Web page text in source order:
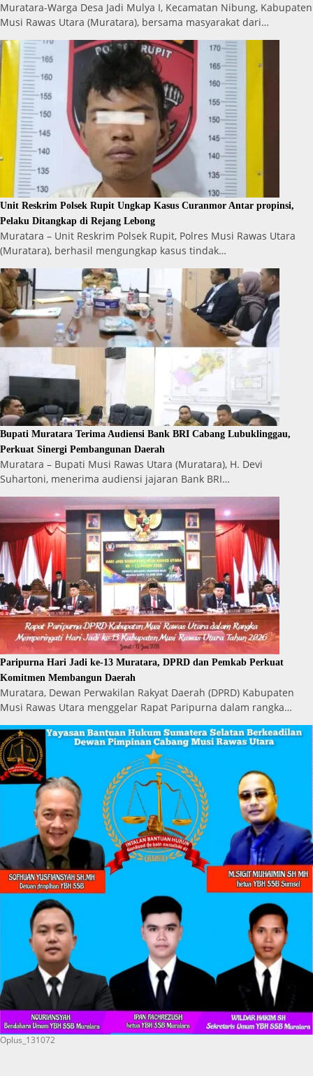
Muratara-Warga Desa Jadi Mulya I, Kecamatan Nibung, Kabupaten
Musi Rawas Utara (Muratara), bersama masyarakat dari…
Unit Reskrim Polsek Rupit Ungkap Kasus Curanmor Antar propinsi,
Pelaku Ditangkap di Rejang Lebong
Muratara – Unit Reskrim Polsek Rupit, Polres Musi Rawas Utara
(Muratara), berhasil mengungkap kasus tindak…
Bupati Muratara Terima Audiensi Bank BRI Cabang Lubuklinggau,
Perkuat Sinergi Pembangunan Daerah
Muratara – Bupati Musi Rawas Utara (Muratara), H. Devi
Suhartoni, menerima audiensi jajaran Bank BRI…
Paripurna Hari Jadi ke-13 Muratara, DPRD dan Pemkab Perkuat
Komitmen Membangun Daerah
Muratara, Dewan Perwakilan Rakyat Daerah (DPRD) Kabupaten
Musi Rawas Utara menggelar Rapat Paripurna dalam rangka…
Oplus_131072